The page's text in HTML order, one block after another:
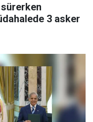
sürerken
3 asker